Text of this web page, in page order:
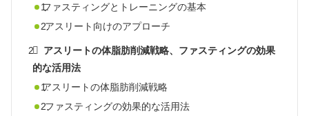
ファスティングとトレーニングの基本
アスリート向けのアプローチ
アスリートの体脂肪削減戦略、ファスティングの効果
的な活用法
アスリートの体脂肪削減戦略
ファスティングの効果的な活用法